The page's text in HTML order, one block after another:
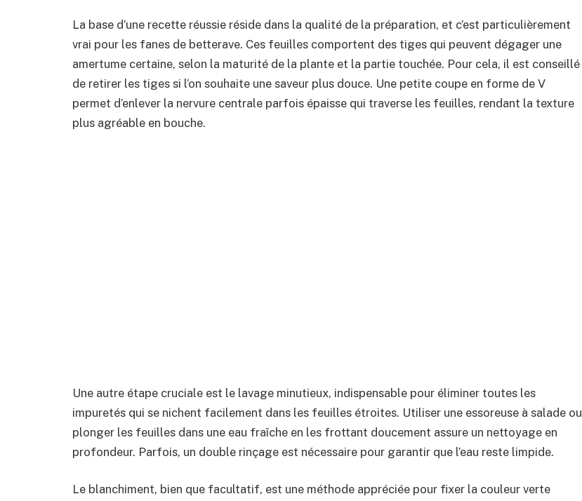
La base d’une recette réussie réside dans la qualité de la préparation, et c’est particulièrement
vrai pour les fanes de betterave. Ces feuilles comportent des tiges qui peuvent dégager une
amertume certaine, selon la maturité de la plante et la partie touchée. Pour cela, il est conseillé
de retirer les tiges si l’on souhaite une saveur plus douce. Une petite coupe en forme de V
permet d’enlever la nervure centrale parfois épaisse qui traverse les feuilles, rendant la texture
plus agréable en bouche.
Une autre étape cruciale est le lavage minutieux, indispensable pour éliminer toutes les
impuretés qui se nichent facilement dans les feuilles étroites. Utiliser une essoreuse à salade ou
plonger les feuilles dans une eau fraîche en les frottant doucement assure un nettoyage en
profondeur. Parfois, un double rinçage est nécessaire pour garantir que l’eau reste limpide.
Le blanchiment, bien que facultatif, est une méthode appréciée pour fixer la couleur verte